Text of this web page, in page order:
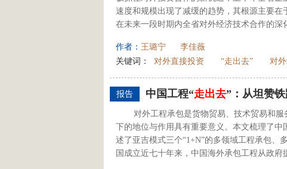
速度和规模出现了减缓的趋势，其根源主要在
在未来一段时期内全省对外经济技术合作的
作者： 王璐宁 李佳薇
关键词：
对外直接投资 “走出去” 对
报告 中国工程“走出去”：从坦赞
对外工程承包是货物贸易、技术贸易和
下的地位与作用具有重要意义。本文梳理了中
述了亚吉模式三个“1+N”的多领域工程承包、
国成立近七十年来，中国海外承包工程从政